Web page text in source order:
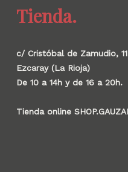
Tienda.
c/ Cristóbal de Zamudio, 11
Ezcaray (La Rioja)
De 10 a 14h y de 16 a 20h.
Tienda online